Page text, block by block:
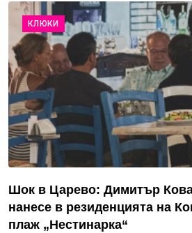
КЛЮКИ
Шок в Царево: Димитър
нанесе в резиденцията на
плаж „Нестинарка“